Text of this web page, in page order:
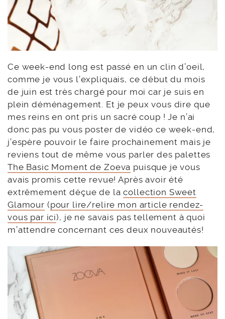
Ce week-end long est passé en un clin d’oeil,
comme je vous l’expliquais, ce début du mois
de juin est très chargé pour moi car je suis en
plein déménagement. Et je peux vous dire que
mes reins en ont pris un sacré coup ! Je n’ai
donc pas pu vous poster de vidéo ce week-end,
j’espère pouvoir le faire prochainement mais je
reviens tout de même vous parler des palettes
The Basic Moment de Zoeva puisque je vous
avais promis cette revue! Après avoir été
extrêmement déçue de lacollection Sweet
Glamour (pour lire/relire mon article rendez-
vous par ici), je ne savais pas tellement à quoi
m’attendre concernant ces deux nouveautés!